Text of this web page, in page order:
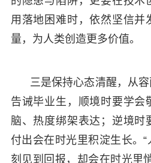
用落地困难时，依然坚信并
量，为人类创造更多价值。
三是保持心态清醒，从
告诫毕业生，顺境时要学会
脑、热度绑架表达；逆境时
付出会在时光里积淀生长。
刻见到回报，却会在时光里